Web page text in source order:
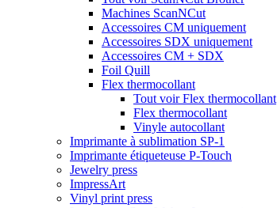
Machines ScanNCut
Accessoires CM uniquement
Accessoires SDX uniquement
Accessoires CM + SDX
Foil Quill
Flex thermocollant
Tout voir Flex thermocollant
Flex thermocollant
Vinyle autocollant
Imprimante à sublimation SP-1
Imprimante étiqueteuse P-Touch
Jewelry press
ImpressArt
Vinyl print press